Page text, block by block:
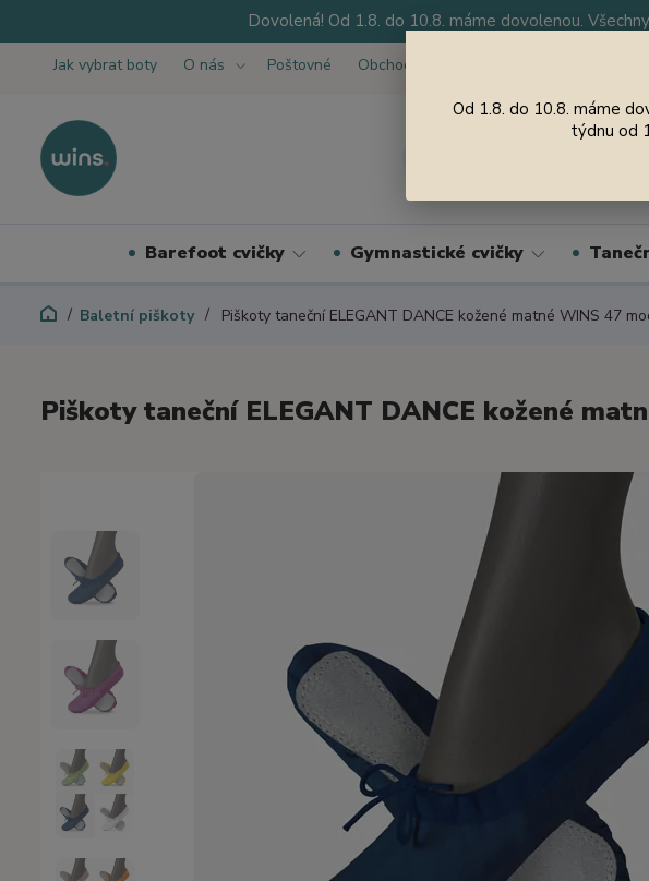
Dovolená! Od 1.8. do 10.8. máme dovolenou.
Jak vybrat boty O nás Poštovné Obchodní podmínky
Barefoot cvičky Gymnastické cvičky
Baletní piškoty Piškoty taneční ELEGANT DANCE kožené matné WINS 47
Piškoty taneční ELEGANT DANCE kožené
Od 1.8. do 10.8. máme
týdnu od